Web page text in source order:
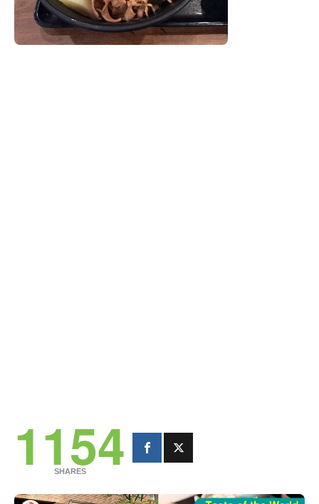
1154
SHARES